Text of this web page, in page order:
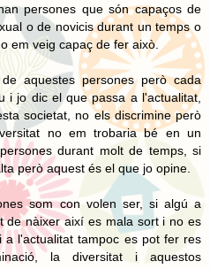
persones que són capaços de
o de novicis durant un temps o
em veig capaç de fer això.
aquestes persones però cada
i jo dic el que passa a l'actualitat,
societat, no els discrimine però
no em trobaria bé en un
durant molt de temps, si
però aquest és el que jo opine.
som con volen ser, si algú a
de nàixer així es mala sort i no es
l'actualitat tampoc es pot fer res
la diversitat i aquestos